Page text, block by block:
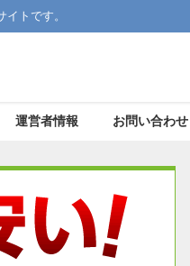
トです。
運営者情報 お問い合わせ